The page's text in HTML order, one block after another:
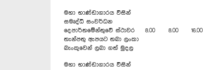
මහා භාණ්ඩාගාරය විසින්
සමෘද්ධි සංවර්ධන
දෙපාර්තමේන්තුවේ ස්ථාවර
තැන්පතු ඇපයට තබා ලංකා
බැංකුවෙන් ලබා ගත් මුදල
8.00 8.00 16.00
මහා භාණ්ඩාගාරය විසින්